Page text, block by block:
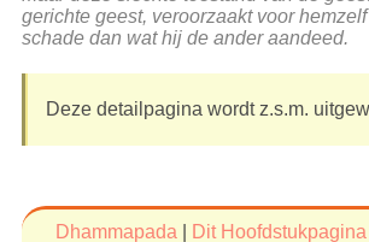
gerichte geest, veroorzaakt voor
schade dan wat hij de ander aandeed.
Deze detailpagina wordt z.s.m.
Dhammapada Dit Hoofdstukpagina